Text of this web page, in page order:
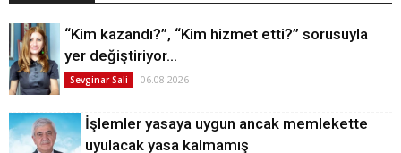
“Kim kazandı?”, “Kim hizmet etti?” sorusuyla
yer değiştiriyor…
Sevginar Sali 06.08.2026
İşlemler yasaya uygun ancak memlekette
uyulacak yasa kalmamış